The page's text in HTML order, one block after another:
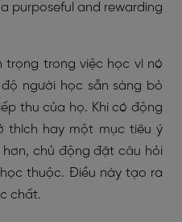
purposeful and rewarding
trọng trong việc học vì nó
người học sẵn sàng bỏ
thu của họ. Khi có động
thích hay một mục tiêu ý
hơn, chủ động đặt câu hỏi
thuộc. Điều này tạo ra
chất.